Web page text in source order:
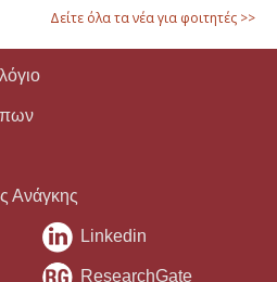
Δείτε όλα τα νέα για φοιτητές >>
Ανάγκης
Linkedin
ResearchGate